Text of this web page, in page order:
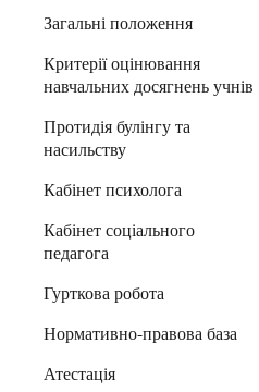
Загальні положення
Критерії оцінювання
навчальних досягнень учнів
Протидія булінгу та
насильству
Кабінет психолога
Кабінет соціального
педагога
Гурткова робота
Нормативно-правова база
Атестація